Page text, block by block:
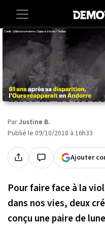
Accueil
Voici les
magiques qui
autour de
ParJustine B.
Publié le 09/10/2018 à 16h33
Ajouter
Pour faire face à la
dans nos vies, deux
conçu une paire de